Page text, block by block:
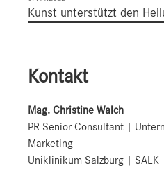
Kunst unterstützt den
Kontakt
Mag. Christine Walch
PR Senior Consultant |
Marketing
Uniklinikum Salzburg | SALK